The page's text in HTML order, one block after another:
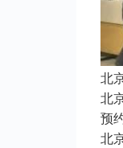
北
北
预
北